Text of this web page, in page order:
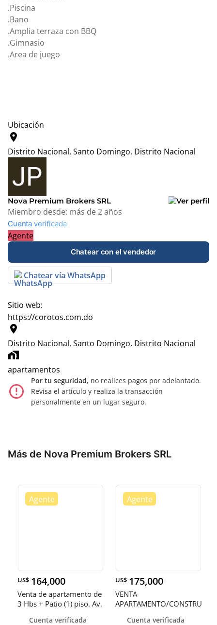
.Piscina
.Bano
.Amplia terraza con BBQ
.Gimnasio
.Area de juego
Ubicación
location_on
Distrito Nacional, Santo Domingo. Distrito Nacional
+
−
Leaflet|© OpenStreetMap contributors
Nova Premium Brokers SRL
Miembro desde: más de 2 años
Cuenta verificada
Agente
Chatear con el vendedor
Chatear vía WhatsApp
Sitio web:
https://corotos.com.do
location_on
Distrito Nacional, Santo Domingo. Distrito Nacional
home_work
apartamentos
error_outline
Por tu seguridad, no realices pagos por adelantado.
Revisa el artículo y realiza la transacción
personalmente en un lugar seguro.
Más de Nova Premium Brokers SRL
US$ 164,000
Venta de apartamento de
3 Hbs + Patio (1) piso. Av.
Cuenta verificada
US$ 175,000
VENTA
APARTAMENTO/
Cuenta verificada